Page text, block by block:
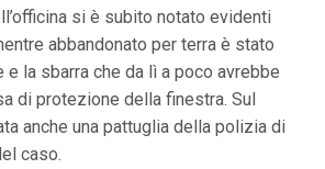
si è subito notato evidenti
abbandonato per terra è stato
la sbarra che da lì a poco avrebbe
di protezione della finestra. Sul
anche una pattuglia della polizia di
caso.